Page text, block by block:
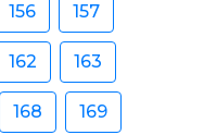
156 157
162 163
168 169